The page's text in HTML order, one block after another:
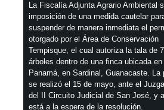
La Fiscalía Adjunta Agrario Ambiental
imposición de una medida cautelar
suspender de manera inmediata el
otorgado por el Área de Conservación
Tempisque, el cual autoriza la tala de
árboles dentro de una finca ubicada en
Panamá, en Sardinal, Guanacaste. La
se realizó el 15 de mayo, ante el
del II Circuito Judicial de San José, y
está a la espera de la resolución.